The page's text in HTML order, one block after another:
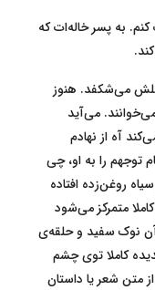
به پسر خاله‌ات که
می‌شکفد. هنوز
می‌آید
آه از نهادم
توجهم را به او، چی
روغن‌زده افتاده
متمرکز می‌شود
نوک سفید و حلقه‌ی
کاملا توی چشم
متن شعر یا داستان